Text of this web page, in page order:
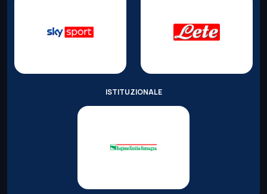
ISTITUZIONALE